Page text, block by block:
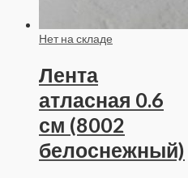
Нет на складе
Лента
атласная 0.6
см (8002
белоснежный)